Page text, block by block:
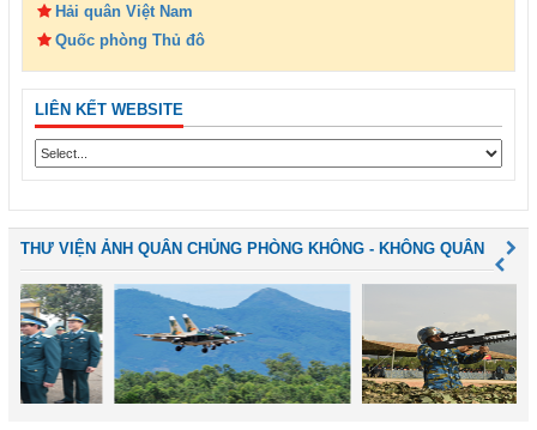
Hải quân Việt Nam
Quốc phòng Thủ đô
LIÊN KẾT WEBSITE
THƯ VIỆN ẢNH QUÂN CHỦNG PHÒNG KHÔNG - KHÔNG QUÂN